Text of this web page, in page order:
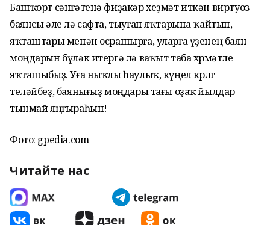
Башҡорт сәнғәтенә фиҙакәр хеҙмәт иткән виртуоз
баянсы әле лә сафта, тыуған яҡтарына ҡайтып,
яҡташтары менән осрашырға, уларға үҙенең баян
моңдарын бүләк итергә лә ваҡыт таба хөрмәтле
яҡташыбыҙ. Уға ныҡлы һаулыҡ, күңел көрлөгө
теләйбеҙ, баянығыҙ моңдары тағы оҙаҡ йылдар
тынмай яңғыраһын!
Фото: gpedia.com
Читайте нас